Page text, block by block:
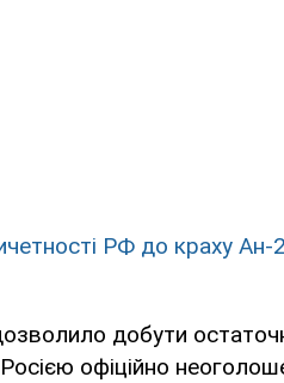
РФ до краху Ан-
добути
офіційно